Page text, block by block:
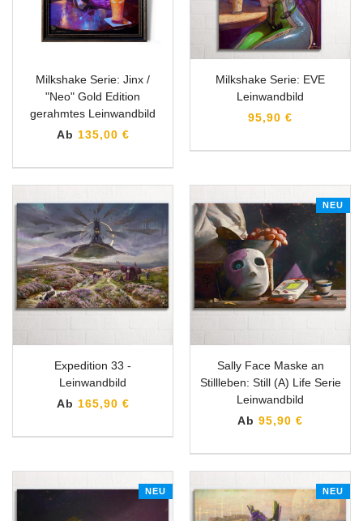
Milkshake Serie: Jinx /
"Neo" Gold Edition
gerahmtes Leinwandbild
Ab 135,00 €
Milkshake Serie: EVE
Leinwandbild
95,90 €
Expedition 33 -
Leinwandbild
Ab 165,90 €
NEU
Sally Face Maske an
Stillleben: Still (A) Life Serie
Leinwandbild
Ab 95,90 €
NEU NEU